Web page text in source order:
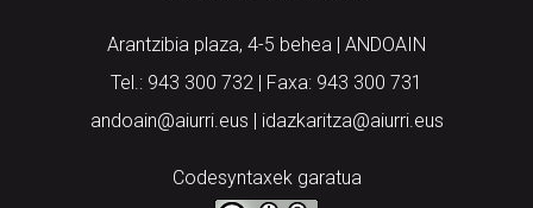
Arantzibia plaza, 4-5 behea | ANDOAIN
Tel.: 943 300 732 | Faxa: 943 300 731
andoain@aiurri.eus | idazkaritza@aiurri.eus
Codesyntaxek garatua